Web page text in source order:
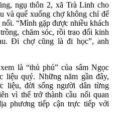
ngụ thôn 2, xã Trà Linh cho
và quế xuống chợ không chỉ để
“Mình gặp được nhiều khách
chăm sóc, rồi trao đổi kinh
Đi chợ cũng là đi học”, anh
là “thủ phủ” của sâm Ngọc
liệu quý. Những năm gần đây,
liệu, đời sống người dân từng
vì thế trở thành cầu nối quan
phương tiếp cận trực tiếp với